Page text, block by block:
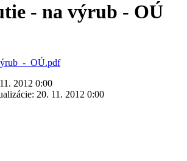
- na výrub - OÚ
_OÚ.pdf
2012 0:00
20. 11. 2012 0:00